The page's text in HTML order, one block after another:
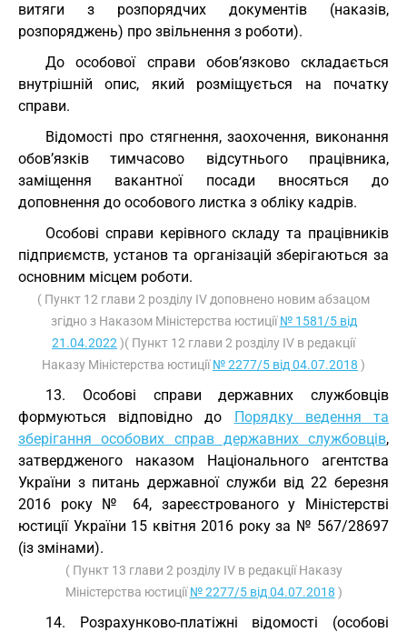
витяги з розпорядчих документів (наказів,
розпоряджень) про звільнення з роботи).
До особової справи обов’язково складається
внутрішній опис, який розміщується на початку
справи.
Відомості про стягнення, заохочення, виконання
обов’язків тимчасово відсутнього працівника,
заміщення вакантної посади вносяться до
доповнення до особового листка з обліку кадрів.
Особові справи керівного складу та працівників
підприємств, установ та організацій зберігаються за
основним місцем роботи.
( Пункт 12 глави 2 розділу IV доповнено новим абзацом
згідно з Наказом Міністерства юстиції№ 1581/5 від
21.04.2022 )( Пункт 12 глави 2 розділу IV в редакції
Наказу Міністерства юстиції№ 2277/5 від 04.07.2018 )
13. Особові справи державних службовців
формуються відповідно до Порядку ведення та
зберігання особових справ державних службовців,
затвердженого наказом Національного агентства
України з питань державної служби від 22 березня
2016 року № 64, зареєстрованого у Міністерстві
юстиції України 15 квітня 2016 року за № 567/28697
(із змінами).
( Пункт 13 глави 2 розділу IV в редакції Наказу
Міністерства юстиції№ 2277/5 від 04.07.2018 )
14. Розрахунково-платіжні відомості (особові